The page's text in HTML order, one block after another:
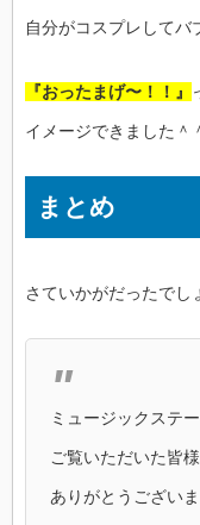
自分がコスプレしてバ
『おったまげ〜！！』
イメージできました＾
まとめ
さていかがだったでし
ミュージックステ
ご覧いただいた皆様
ありがとうござい